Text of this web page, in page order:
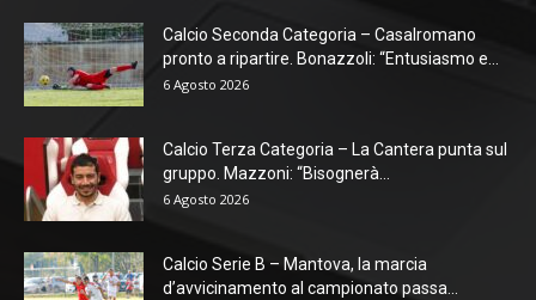
Calcio Seconda Categoria – Casalromano
pronto a ripartire. Bonazzoli: “Entusiasmo e...
6 Agosto 2026
Calcio Terza Categoria – La Cantera punta sul
gruppo. Mazzoni: “Bisognerà...
6 Agosto 2026
Calcio Serie B – Mantova, la marcia
d’avvicinamento al campionato passa...